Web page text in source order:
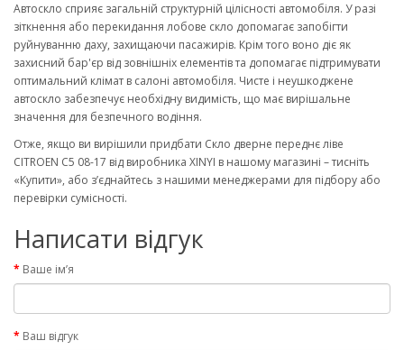
Автоскло сприяє загальній структурній цілісності автомобіля. У разі
зіткнення або перекидання лобове скло допомагає запобігти
руйнуванню даху, захищаючи пасажирів. Крім того воно діє як
захисний бар'єр від зовнішніх елементів та допомагає підтримувати
оптимальний клімат в салоні автомобіля. Чисте і неушкоджене
автоскло забезпечує необхідну видимість, що має вирішальне
значення для безпечного водіння.
Отже, якщо ви вирішили придбати Скло дверне переднє ліве
CITROEN C5 08-17 від виробника XINYI в нашому магазині – тисніть
«Купити», або з’єднайтесь з нашими менеджерами для підбору або
перевірки сумісності.
Написати відгук
Ваше ім’я
Ваш відгук